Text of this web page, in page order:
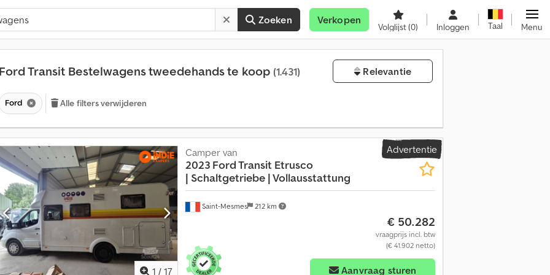
Zoeken Verkopen
Volglijst(0) Inloggen Taal Menu
Ford Transit Bestelwagens tweedehands te koop (1.431) Relevantie
Ford Alle filters verwijderen
Advertentie
1 / 17
Saint-Mesmes 212 km
Camper van
2023 Ford Transit Etrusco
| Schaltgetriebe | Vollausstattung
€ 50.282
vraagprijs incl. btw
(€ 41.902 netto)
Aanvraag sturen